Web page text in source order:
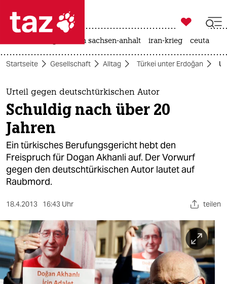
 taz zahl ich
taz zahl ich
themen
politik
öko
gesellschaft
kultur
sport
berlin
nord
wahrheit

taz zahl ich
landtagswahl in sachsen-anhalt iran-krieg ceuta
Startseite Gesellschaft Alltag Türkei unter Erdoğan
Urteil gegen deutschtürkischen Autor
Schuldig nach über 20
Jahren
Ein türkisches Berufungsgericht hebt den
Freispruch für Dogan Akhanli auf. Der Vorwurf
gegen den deutschtürkischen Autor lautet auf
Raubmord.
18.4.2013 16:43 Uhr teilen